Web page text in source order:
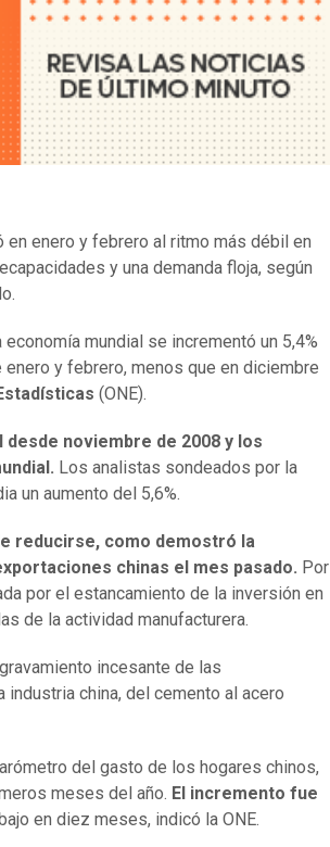
en enero y febrero al ritmo más débil en
y una demanda floja, según
mundial se incrementó un 5,4%
y febrero, menos que en diciembre
(ONE).
noviembre de 2008 y los
Los analistas sondeados por la
un aumento del 5,6%.
reducirse, como demostró la
chinas el mes pasado. Por
por el estancamiento de la inversión en
de la actividad manufacturera.
incesante de las
china, del cemento al acero
del gasto de los hogares chinos,
meses del año. El incremento fue
en diez meses, indicó la ONE.